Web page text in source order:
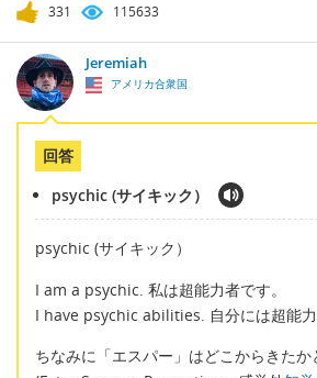
331 115633
Jeremiah
アメリカ合衆国
回答
psychic (サイキック）
psychic (サイキック）
I am a psychic. 私は超能力者です。
I have psychic abilities. 自分には超能力
ちなみに「エスパー」はどこからきたか